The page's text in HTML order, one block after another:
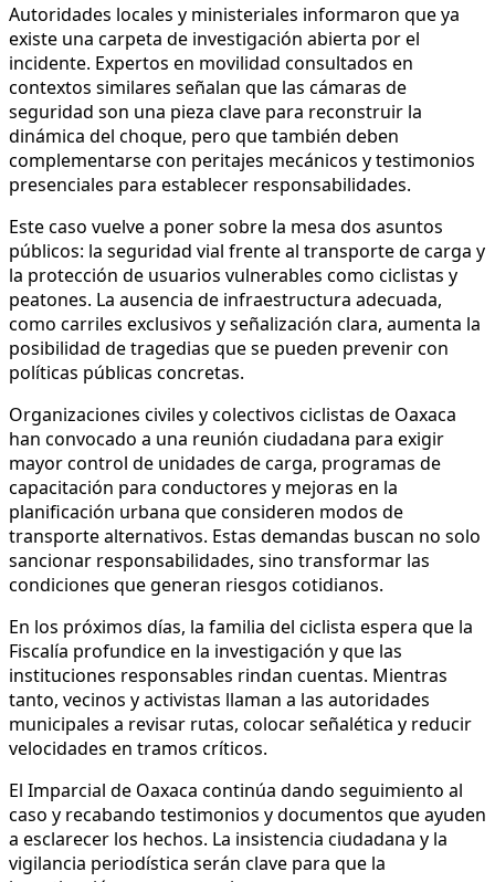
Autoridades locales y ministeriales informaron que ya
existe una carpeta de investigación abierta por el
incidente. Expertos en movilidad consultados en
contextos similares señalan que las cámaras de
seguridad son una pieza clave para reconstruir la
dinámica del choque, pero que también deben
complementarse con peritajes mecánicos y testimonios
presenciales para establecer responsabilidades.
Este caso vuelve a poner sobre la mesa dos asuntos
públicos: la seguridad vial frente al transporte de carga y
la protección de usuarios vulnerables como ciclistas y
peatones. La ausencia de infraestructura adecuada,
como carriles exclusivos y señalización clara, aumenta la
posibilidad de tragedias que se pueden prevenir con
políticas públicas concretas.
Organizaciones civiles y colectivos ciclistas de Oaxaca
han convocado a una reunión ciudadana para exigir
mayor control de unidades de carga, programas de
capacitación para conductores y mejoras en la
planificación urbana que consideren modos de
transporte alternativos. Estas demandas buscan no solo
sancionar responsabilidades, sino transformar las
condiciones que generan riesgos cotidianos.
En los próximos días, la familia del ciclista espera que la
Fiscalía profundice en la investigación y que las
instituciones responsables rindan cuentas. Mientras
tanto, vecinos y activistas llaman a las autoridades
municipales a revisar rutas, colocar señalética y reducir
velocidades en tramos críticos.
El Imparcial de Oaxaca continúa dando seguimiento al
caso y recabando testimonios y documentos que ayuden
a esclarecer los hechos. La insistencia ciudadana y la
vigilancia periodística serán clave para que la